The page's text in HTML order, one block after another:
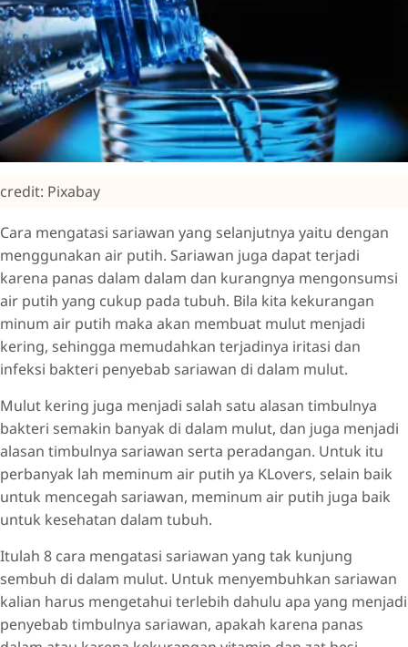
credit: Pixabay
Cara mengatasi sariawan yang selanjutnya yaitu dengan
menggunakan air putih. Sariawan juga dapat terjadi
karena panas dalam dalam dan kurangnya mengonsumsi
air putih yang cukup pada tubuh. Bila kita kekurangan
minum air putih maka akan membuat mulut menjadi
kering, sehingga memudahkan terjadinya iritasi dan
infeksi bakteri penyebab sariawan di dalam mulut.
Mulut kering juga menjadi salah satu alasan timbulnya
bakteri semakin banyak di dalam mulut, dan juga menjadi
alasan timbulnya sariawan serta peradangan. Untuk itu
perbanyak lah meminum air putih ya KLovers, selain baik
untuk mencegah sariawan, meminum air putih juga baik
untuk kesehatan dalam tubuh.
Itulah 8 cara mengatasi sariawan yang tak kunjung
sembuh di dalam mulut. Untuk menyembuhkan sariawan
kalian harus mengetahui terlebih dahulu apa yang menjadi
penyebab timbulnya sariawan, apakah karena panas